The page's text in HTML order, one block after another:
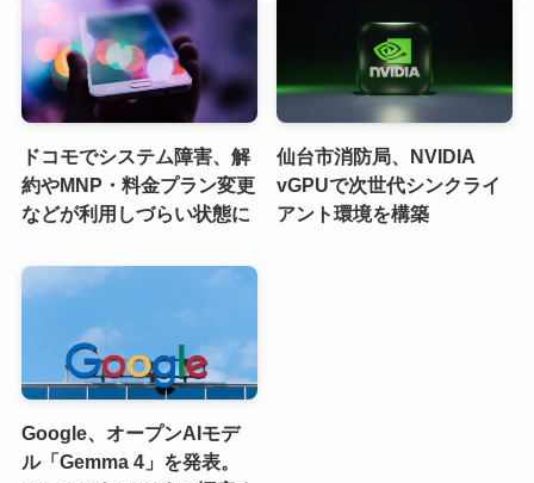
ドコモでシステム障害、解
約やMNP・料金プラン変更
などが利用しづらい状態に
仙台市消防局、NVIDIA
vGPUで次世代シンクライ
アント環境を構築
Google、オープンAIモデ
ル「Gemma 4」を発表。